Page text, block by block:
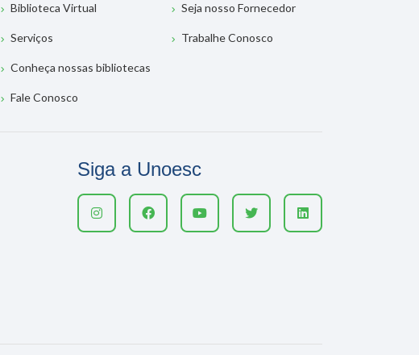
Biblioteca Virtual
Serviços
Conheça nossas bibliotecas
Fale Conosco
Seja nosso Fornecedor
Trabalhe Conosco
Siga a Unoesc